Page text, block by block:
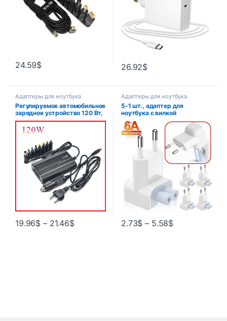
24.59$ 26.92$
Адаптеры для ноутбука
Регулируемое автомобильное
зарядное устройство 120 Вт,
220 В, 110 В до 12 В, 15 В, 16
В, 18 В, 19 В, 20 В, 22 В, 24 В,
универсальный адаптер
питания переменного и
постоянного тока, питание от
USB для ноутбука
19.96$ – 21.46$
Адаптеры для ноутбука
5-1 шт., адаптер для
ноутбука с вилкой
европейского стандарта,
зарядное устройство,
преобразователи для Apple
MacBook 45 Вт Magsafe 60
Вт 85 Вт, адаптеры для
быстрой зарядки IPad Pro 6A
2.73$ – 5.58$